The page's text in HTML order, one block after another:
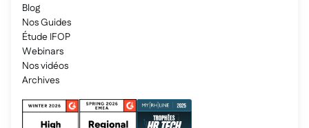
Blog
Nos Guides
Étude IFOP
Webinars
Nos vidéos
Archives